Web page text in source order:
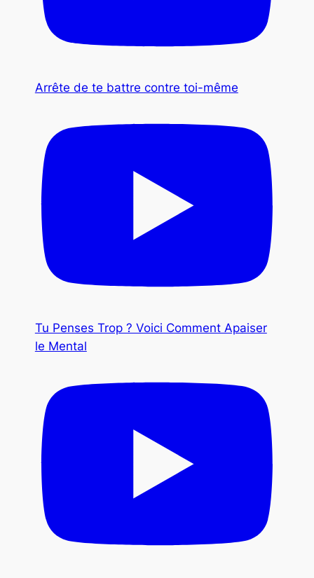
Arrête de te battre contre toi-même
Tu Penses Trop ? Voici Comment Apaiser
le Mental